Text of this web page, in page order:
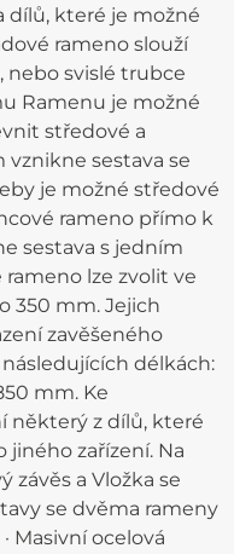
dílů, které je možné
rameno slouží
nebo svislé trubce
Ramenu je možné
středové a
sestava se
je možné středové
rameno přímo k
sestava s jedním
lze zvolit ve
350 mm. Jejich
zavěšeného
délkách:
mm. Ke
některý z dílů, které
zařízení. Na
závěs a Vložka se
se dvěma rameny
Masivní ocelová